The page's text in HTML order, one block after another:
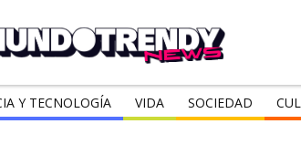
Y TECNOLOGÍA VIDA SOCIEDAD